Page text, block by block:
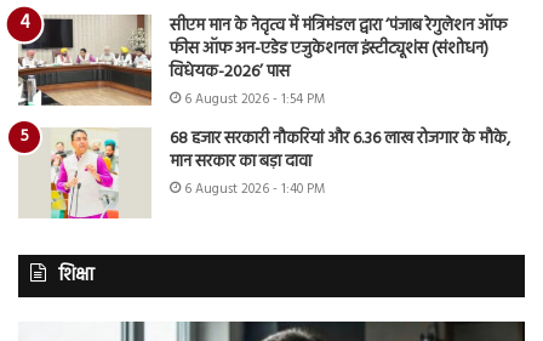
सीएम मान के नेतृत्व में मंत्रिमंडल द्वारा ‘पंजाब रेगुलेशन ऑफ
फीस ऑफ अन-एडेड एजुकेशनल इंस्टीट्यूशंस (संशोधन)
विधेयक-2026’ पास
6 August 2026 - 1:54 PM
68 हजार सरकारी नौकरियां और 6.36 लाख रोजगार के मौके,
मान सरकार का बड़ा दावा
6 August 2026 - 1:40 PM
शिक्षा